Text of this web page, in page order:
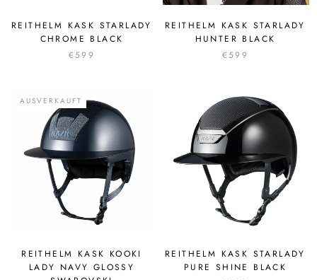
REITHELM KASK STARLADY
CHROME BLACK
€599
REITHELM KASK STARLADY
HUNTER BLACK
€599
AUSVERKAUFT
REITHELM KASK KOOKI
LADY NAVY GLOSSY
REITHELM KASK STARLADY
PURE SHINE BLACK